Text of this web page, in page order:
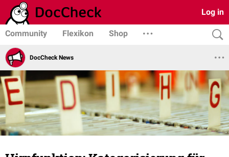
Log in
Community Flexikon Shop
DocCheck News